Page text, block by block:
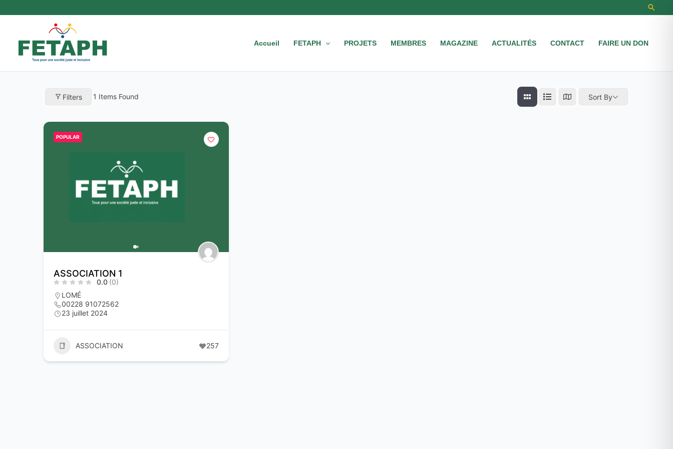
Accueil FETAPH PROJETS MEMBRES MAGAZINE ACTUALITÉS CONTACT FAIRE UN DON
Filters 1 Items Found Sort By
POPULAR
ASSOCIATION 1
0.0 (0)
LOMÉ
00228 91072562
23 juillet 2024
ASSOCIATION 257